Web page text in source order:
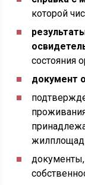
которой
состояния
документ